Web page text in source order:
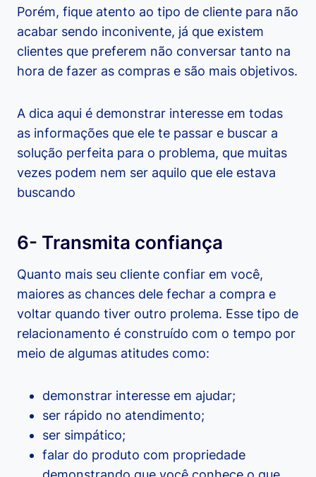
Porém, fique atento ao tipo de cliente para não
acabar sendo inconivente, já que existem
clientes que preferem não conversar tanto na
hora de fazer as compras e são mais objetivos.
A dica aqui é demonstrar interesse em todas
as informações que ele te passar e buscar a
solução perfeita para o problema, que muitas
vezes podem nem ser aquilo que ele estava
buscando
6- Transmita confiança
Quanto mais seu cliente confiar em você,
maiores as chances dele fechar a compra e
voltar quando tiver outro prolema. Esse tipo de
relacionamento é construído com o tempo por
meio de algumas atitudes como:
demonstrar interesse em ajudar;
ser rápido no atendimento;
ser simpático;
falar do produto com propriedade